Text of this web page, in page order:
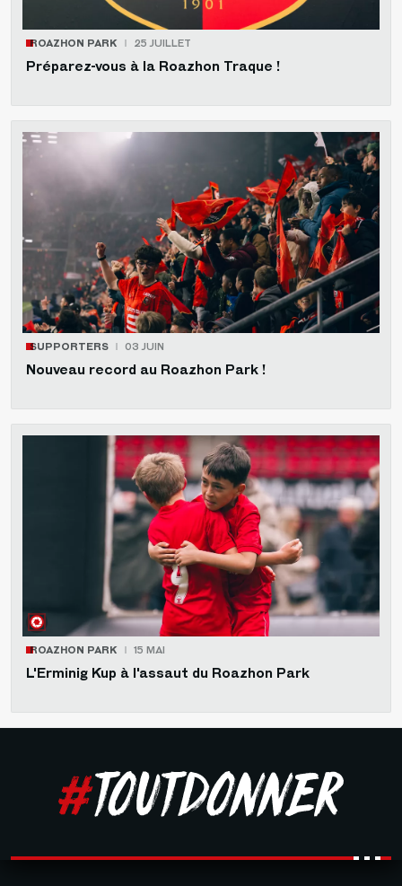
ROAZHON PARK 25 JUILLET
Préparez-vous à la Roazhon Traque !
SUPPORTERS 03 JUIN
Nouveau record au Roazhon Park !
ROAZHON PARK 15 MAI
L'Erminig Kup à l'assaut du Roazhon Park